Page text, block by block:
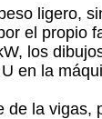
ligero,
el propio
los
en la
la